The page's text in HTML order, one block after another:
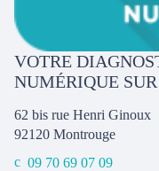
VOTRE
NUMÉRIQUE
62 bis rue Henri Ginoux
92120 Montrouge
09 70 69 07 09